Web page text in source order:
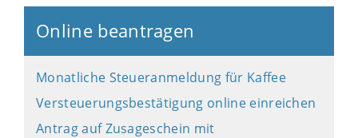
Online beantragen
Monatliche Steueranmeldung für Kaffee
Versteuerungsbestätigung online einreichen
Antrag auf Zusageschein mit